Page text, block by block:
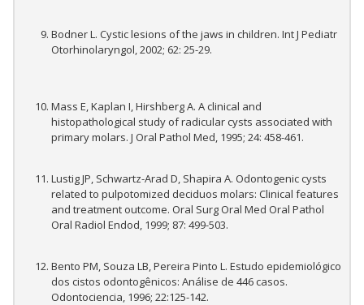
Bodner L. Cystic lesions of the jaws in children. Int J Pediatr
Otorhinolaryngol, 2002; 62: 25-29.
Mass E, Kaplan I, Hirshberg A. A clinical and
histopathological study of radicular cysts associated with
primary molars. J Oral Pathol Med, 1995; 24: 458-461.
Lustig JP, Schwartz-Arad D, Shapira A. Odontogenic cysts
related to pulpotomized deciduos molars: Clinical features
and treatment outcome. Oral Surg Oral Med Oral Pathol
Oral Radiol Endod, 1999; 87: 499-503.
Bento PM, Souza LB, Pereira Pinto L. Estudo epidemiológico
dos cistos odontogênicos: Análise de 446 casos.
Odontociencia, 1996; 22:125-142.